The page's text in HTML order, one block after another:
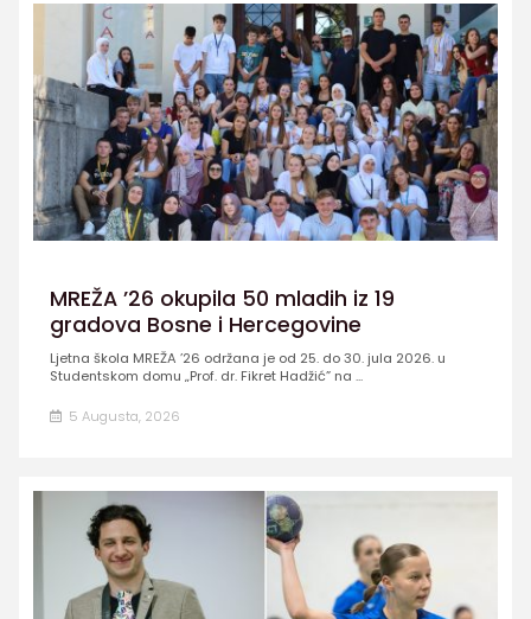
MREŽA ’26 okupila 50 mladih iz 19
gradova Bosne i Hercegovine
Ljetna škola MREŽA ’26 održana je od 25. do 30. jula 2026. u
Studentskom domu „Prof. dr. Fikret Hadžić” na ...
5 Augusta, 2026